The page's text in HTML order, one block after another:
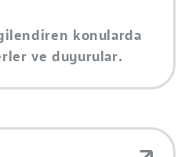
konularda
ve duyurular.